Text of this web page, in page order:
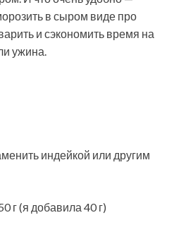
в сыром виде про
и сэкономить время на
ужина.
индейкой или другим
г (я добавила 40 г)